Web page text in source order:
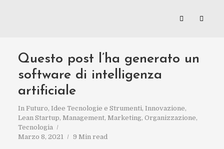
Questo post l’ha generato un
software di intelligenza
artificiale
In Futuro, Idee Tecnologie e Strumenti, Innovazione,
Lean Startup, Management, Marketing, Organizzazione,
Tecnologia
Marzo 8, 2021
9 Min read